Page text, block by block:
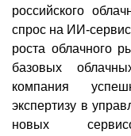
российского
спрос на ИИ-
роста облачного
базовых
компания
экспертизу в
новых